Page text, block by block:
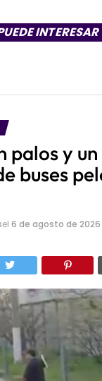
INTERESAR
palos y
buses
el 6 de agosto de 2026